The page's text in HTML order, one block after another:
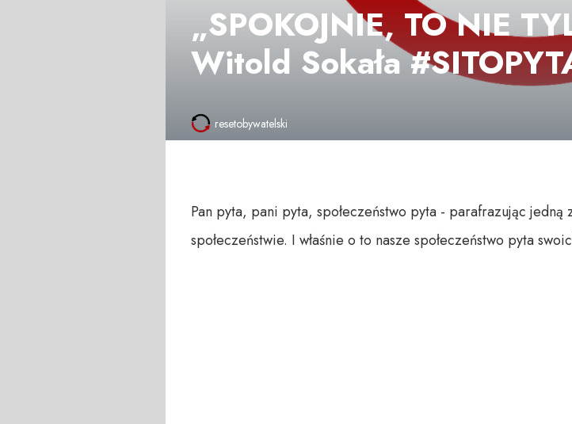
„SPOKOJNIE, TO NIE
Witold Sokała
resetobywatelski
Pan pyta, pani pyta, społeczeństwo pyta - parafrazując
społeczeństwie. I właśnie o to nasze społeczeństwo pyta